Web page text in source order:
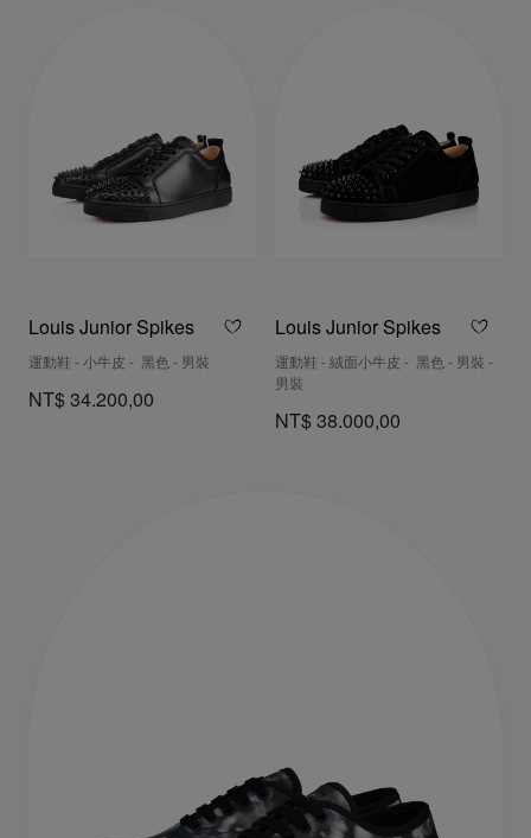
Louis Junior Spikes
運動鞋 - 小牛皮 - 黑色 - 男裝
NT$ 34.200,00
Louis Junior Spikes
運動鞋 - 絨面小牛皮 - 黑色 - 男裝 -
男裝
NT$ 38.000,00